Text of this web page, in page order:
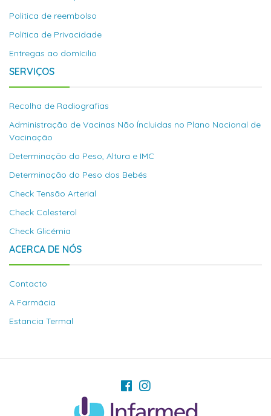
Politica de reembolso
Política de Privacidade
Entregas ao domícilio
SERVIÇOS
Recolha de Radiografias
Administração de Vacinas Não Íncluidas no Plano Nacional de
Vacinação
Determinação do Peso, Altura e IMC
Determinação do Peso dos Bebés
Check Tensão Arterial
Check Colesterol
Check Glicémia
ACERCA DE NÓS
Contacto
A Farmácia
Estancia Termal